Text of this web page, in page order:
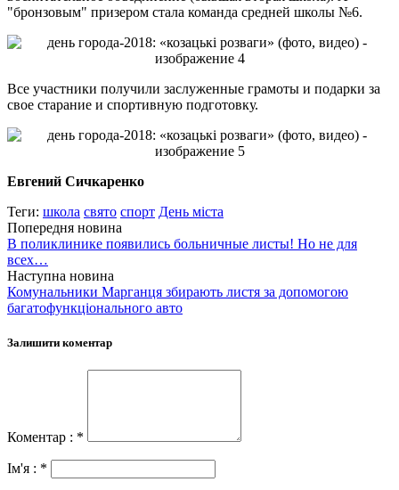
"бронзовым" призером стала команда средней школы №6.
Все участники получили заслуженные грамоты и подарки за
свое старание и спортивную подготовку.
Евгений Сичкаренко
Теги: школа свято спорт День міста
Попередня новина
В поликлинике появились больничные листы! Но не для
всех…
Наступна новина
Комунальники Марганця збирають листя за допомогою
багатофункціонального авто
Залишити коментар
Коментар : *
Ім'я : *